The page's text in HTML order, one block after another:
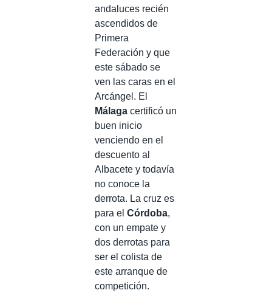
andaluces recién
ascendidos de
Primera
Federación y que
este sábado se
ven las caras en el
Arcángel. El
Málaga certificó un
buen inicio
venciendo en el
descuento al
Albacete y todavía
no conoce la
derrota. La cruz es
para el Córdoba,
con un empate y
dos derrotas para
ser el colista de
este arranque de
competición.